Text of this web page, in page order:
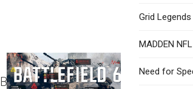
Battlefield 6: Battlepass 2XP Event
Grid Legends
MADDEN NFL
Need for